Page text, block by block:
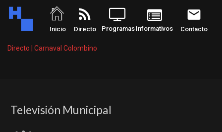
Inicio Directo Programas Informativos Contacto
rss_feed email
Directo | Carnaval Colombino
Televisión Municipal